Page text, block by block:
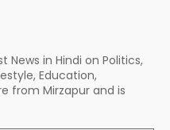
News in Hindi on Politics,
Education,
from Mirzapur and is